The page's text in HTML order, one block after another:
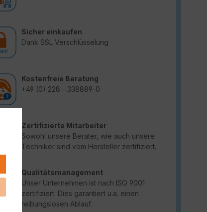
Sicher einkaufen
Dank SSL Verschlüsselung
Kostenfreie Beratung
+49 (0) 228 - 338889-0
Zertifizierte Mitarbeiter
Sowohl unsere Berater, wie auch unsere
Techniker sind vom Hersteller zertifiziert.
Qualitätsmanagement
Unser Unternehmen ist nach ISO 9001
zertifiziert. Dies garantiert u.a. einen
reibungslosen Ablauf.